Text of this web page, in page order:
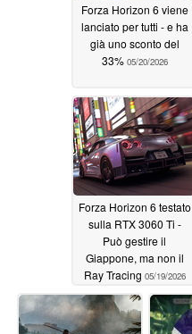
Forza Horizon 6 viene
lanciato per tutti - e ha
già uno sconto del
33% 05/20/2026
Forza Horizon 6 testato
sulla RTX 3060 Ti -
Può gestire il
Giappone, ma non il
Ray Tracing 05/19/2026